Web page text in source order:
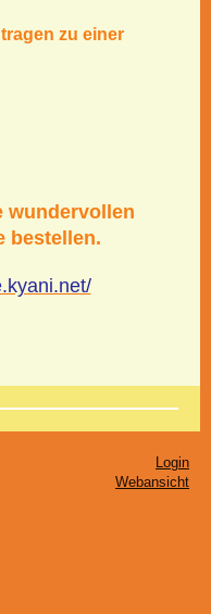
tragen zu einer
wundervollen
bestellen.
Login
Webansicht